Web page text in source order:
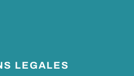
LEGALES